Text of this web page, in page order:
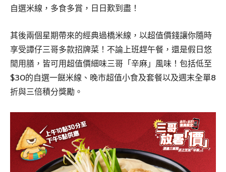
自選米線，多食多賞，日日歎到盡！
其後兩個星期帶來的經典過橋米線，以超值價錢讓你隨時
享受譚仔三哥多款招牌菜！不論上班趕午餐，還是假日悠
閒用膳，皆可用超值價細味三哥「辛麻」風味！包括低至
$30的自選一餸米線、晚市超值小食及套餐以及週末全單8
折與三倍積分獎勵。